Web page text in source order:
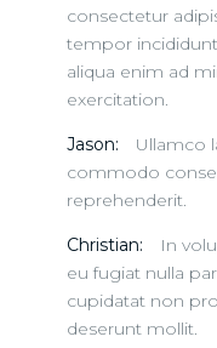
consectetur
tempor
aliqua enim ad
exercitation.
Jason:
Ullamco
commodo
reprehenderit.
Christian:
In
eu fugiat nulla
cupidatat non
deserunt mollit.